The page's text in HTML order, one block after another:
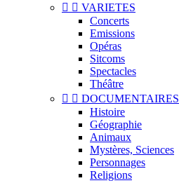
  VARIETES
Concerts
Emissions
Opéras
Sitcoms
Spectacles
Théâtre
  DOCUMENTAIRES
Histoire
Géographie
Animaux
Mystères, Sciences
Personnages
Religions